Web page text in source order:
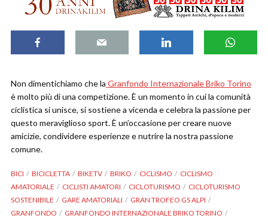
Non dimentichiamo che la Granfondo Internazionale Briko Torino
è molto più di una competizione. È un momento in cui la comunità
ciclistica si unisce, si sostiene a vicenda e celebra la passione per
questo meraviglioso sport. È un’occasione per creare nuove
amicizie, condividere esperienze e nutrire la nostra passione
comune.
BICI BICICLETTA BIKETV BRIKO CICLISMO
CICLISMO
AMATORIALE
CICLISTI AMATORI CICLOTURISMO
CICLOTURISMO
SOSTENIBILE
GARE AMATORIALI
GRAN TROFEO GS ALPI
GRANFONDO
GRANFONDO INTERNAZIONALE BRIKO TORINO